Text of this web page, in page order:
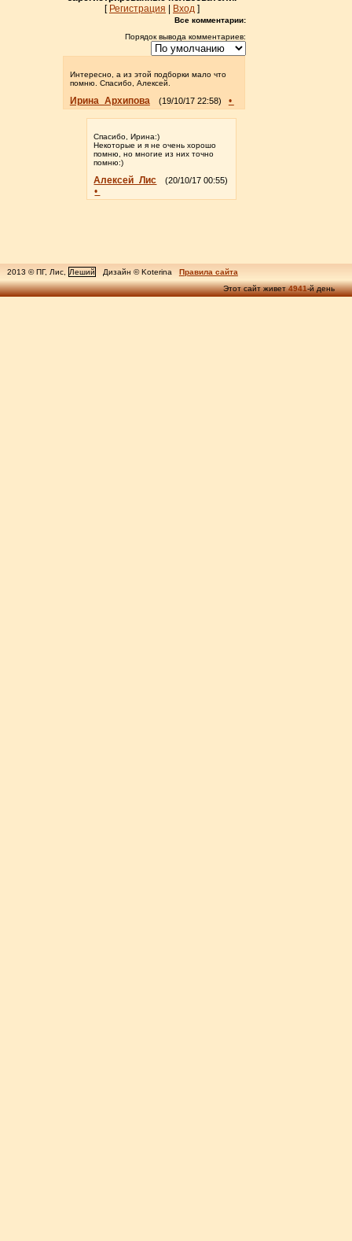
[ Регистрация Вход]
Все комментарии:
Порядок вывода комментариев:
Интересно, а из этой подборки мало что
помню. Спасибо, Алексей.
Ирина_Архипова (19/10/17 22:58) •
Спасибо, Ирина:)
Некоторые и я не очень хорошо
помню, но многие из них точно
помню:)
Алексей_Лис (20/10/17 00:55)
•
2013 © ПГ, Лис, Леший Дизайн © Koterina
Правила сайта
Этот сайт живет4941-й день